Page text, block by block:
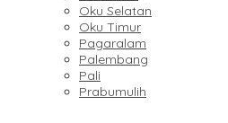
Oku Selatan
Oku Timur
Pagaralam
Palembang
Pali
Prabumulih